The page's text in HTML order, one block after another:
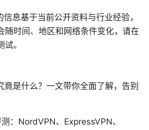
息基于当前公开资料与行业经验，
随时间、地区和网络条件变化，请在
。
是什么？一文带你全面了解，告别
：NordVPN、ExpressVPN、